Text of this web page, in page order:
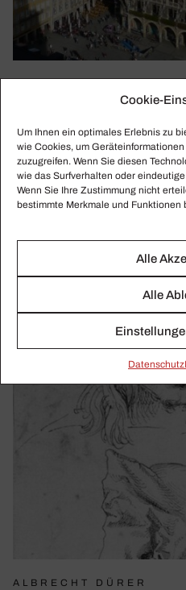
Cookie-
Um Ihnen ein optimales Erlebnis zu
wie Cookies, um
zuzugreifen. Wenn Sie diesen
wie das Surfverhalten oder
Wenn Sie Ihre Zustimmung nicht
bestimmte Merkmale und
Alle
Alle
Daten­schutz
München – Isar –
Konstantin Wecker zählt zu
Liedermachern. „Nein, ich hör
herrschaftsfreien Welt“, lautet
ALBRECHT DÜRER